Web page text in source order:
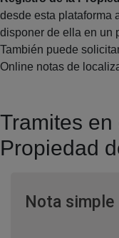
desde esta plataforma
disponer de ella en un
También puede
Online notas de
Tramites
Propiedad
Nota simple